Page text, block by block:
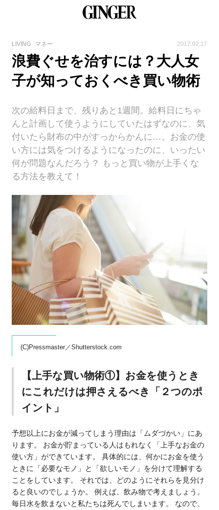
LIVING マネー 2017.02.17
浪費ぐせを治すには？大人女
子が知っておくべき買い物術
次の給料日まで、残りあと1週間。給料日にちゃ
んと計画して使うようにしていたはずなのに、気
付いたら財布の中がすっからかんに…。お金の使
い方には気をつけるようになったのに、いったい
何が問題なんだろう？ もっと買い物が上手くな
る方法を教えて！
(C)Pressmaster／Shutterstock.com
【上手な買い物術①】お金を使うとき
にこれだけは押さえるべき「２つのポ
イント」
予想以上にお金が減ってしまう理由は「ムダづかい」にあ
ります。 お金が貯まっている人はもれなく「上手なお金の
使い方」ができています。 具体的には、何かにお金を使う
ときに「必要なモノ」と「欲しいモノ」を分けて理解する
ことをしています。 それでは、どのようにそれらを見分け
ると良いのでしょうか。 例えば、飲み物で考えましょう。
毎日水を飲まないと私たちは死んでしまいます。 なので、